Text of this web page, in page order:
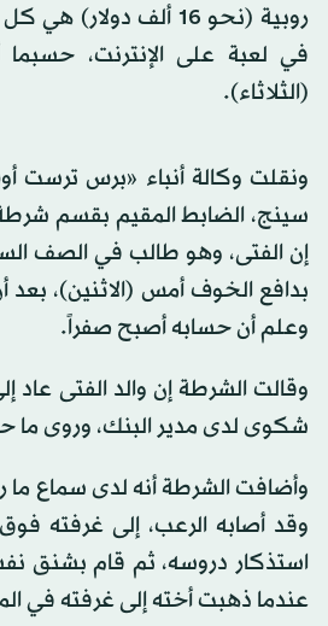
روبية (نحو 16 ألف
في لعبة على الإنترنت، حسبما
(الثلاثاء).
ونقلت وكالة أنباء «برس ترست
سينج، الضابط المقيم بقسم شرطة
إن الفتى، وهو طالب في الصف
بدافع الخوف أمس (الاثنين)، بعد
وعلم أن حسابه أصبح صفراً.
وقالت الشرطة إن والد الفتى عاد
شكوى لدى مدير البنك، وروى ما
وأضافت الشرطة أنه لدى سماع ما
وقد أصابه الرعب، إلى غرفته
استذكار دروسه، ثم قام بشنق
عندما ذهبت أخته إلى غرفته في